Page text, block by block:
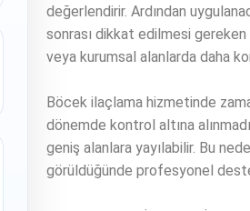
değerlendirir. Ardından
sonrası dikkat edilmesi
veya kurumsal alanlarda daha
Böcek ilaçlama hizmetinde
dönemde kontrol altına
geniş alanlara yayılabilir. Bu
görüldüğünde profesyonel